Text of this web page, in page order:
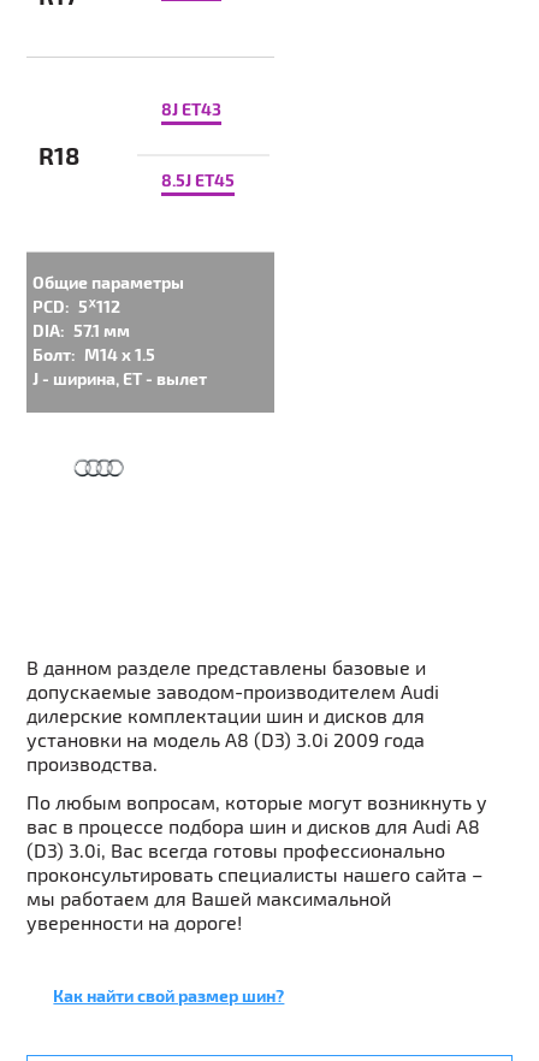
R18
8J ET43
8.5J ET45
Общие параметры
PCD: 5ᕁ112
DIA: 57.1 мм
Болт: M14 x 1.5
J - ширина, ET - вылет
В данном разделе представлены базовые и
допускаемые заводом-производителем Audi
дилерские комплектации шин и дисков для
установки на модель A8 (D3) 3.0i 2009 года
производства.
По любым вопросам, которые могут возникнуть у
вас в процессе подбора шин и дисков для Audi A8
(D3) 3.0i, Вас всегда готовы профессионально
проконсультировать специалисты нашего сайта –
мы работаем для Вашей максимальной
уверенности на дороге!
Как найти свой размер шин?